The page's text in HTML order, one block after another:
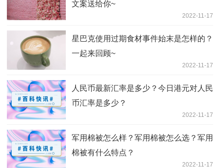
文案送给你~
2022-11-17
星巴克使用过期食材事件始末是怎样的？
一起来回顾~
2022-11-17
人民币最新汇率是多少？今日港元对人民
币汇率是多少？
2022-11-17
军用棉被怎么样？军用棉被怎么选？军用
棉被有什么特点？
2022-11-17